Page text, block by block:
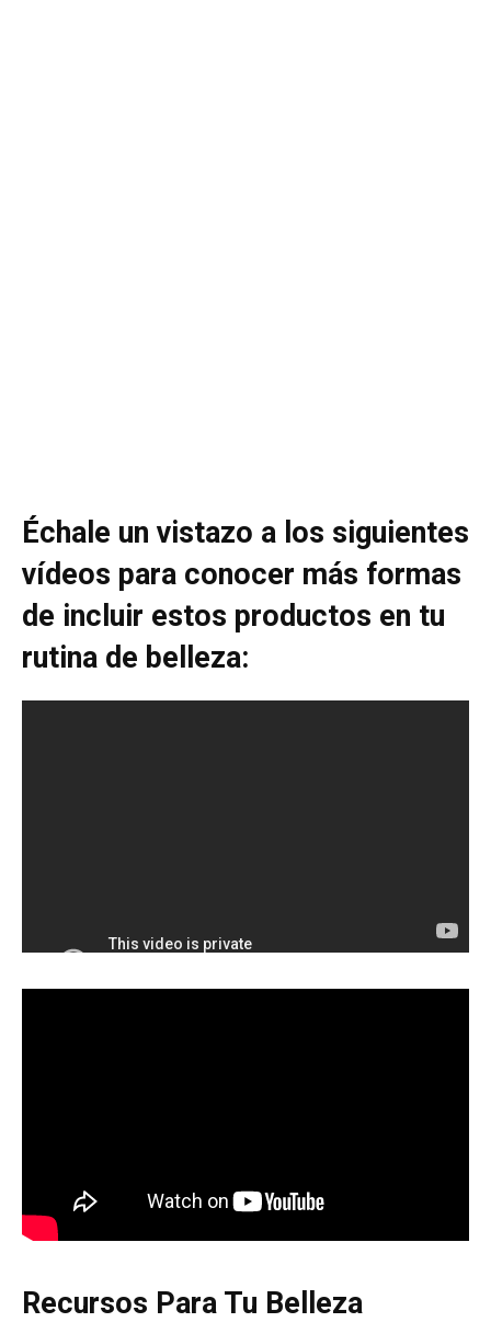
Échale un vistazo a los siguientes
vídeos para conocer más formas
de incluir estos productos en tu
rutina de belleza:
Recursos Para Tu Belleza